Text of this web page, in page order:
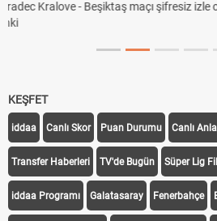
KEŞFET
iddaa Canlı Skor Puan Durumu Canlı
Transfer Haberleri TV'de Bugün Süper Lig
iddaa Programı Galatasaray Fenerbahçe